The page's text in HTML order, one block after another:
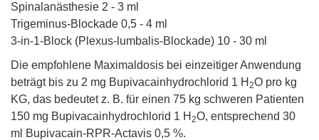
Spinalanästhesie 2 - 3 ml
Trigeminus-Blockade 0,5 - 4 ml
3-in-1-Block (Plexus-lumbalis-Blockade) 10 - 30 ml
Die empfohlene Maximaldosis bei einzeitiger Anwendung
beträgt bis zu 2 mg Bupivacainhydrochlorid 1 H 2O pro kg
KG, das bedeutet z. B. für einen 75 kg schweren Patienten
150 mg Bupivacainhydrochlorid 1 H 2O, entsprechend 30
ml Bupivacain-RPR-Actavis 0,5 %.